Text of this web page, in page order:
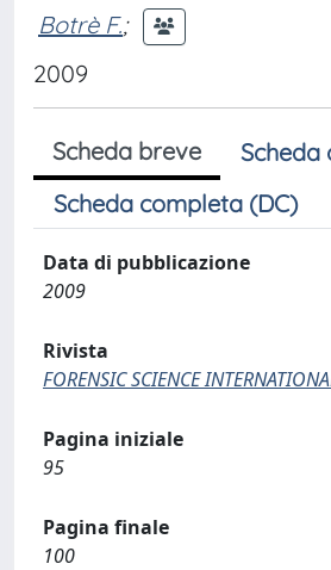
Botrè F.;
2009
Scheda breve
Scheda
Scheda completa (DC)
Data di pubblicazione
2009
Rivista
FORENSIC SCIENCE
Pagina iniziale
95
Pagina finale
100